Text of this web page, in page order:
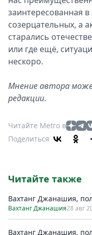
заинтересованная
созерцательных, а
старались
или где ещё,
нескоро.
Мнение автора
редакции.
Читайте Metro в
Поделиться
Читайте также
Вахтанг Джанашия,
Вахтанг Джанашия28 авг
Вахтанг Джанашия,